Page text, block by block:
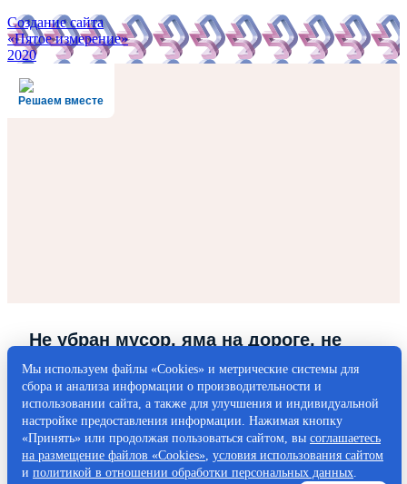
Создание сайта
«Пятое измерение»
2020
Решаем вместе
Не убран мусор, яма на дороге, не
горит фонарь?
Столкнулись с проблемой — сообщите о ней!
Написать о проблеме
Мы используем файлы «Cookies» и метрические системы для
сбора и анализа информации о производительности и
использовании сайта, а также для улучшения и индивидуальной
настройке предоставления информации. Нажимая кнопку
«Принять» или продолжая пользоваться сайтом, вы соглашаетесь
на размещение файлов «Cookies», условия использования сайтом
и политикой в отношении обработки персональных данных.